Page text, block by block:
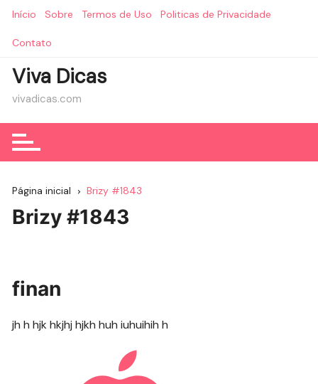
Início Sobre Termos de Uso Politicas de Privacidade
Contato
Viva Dicas
vivadicas.com
Página inicial Brizy #1843
Brizy #1843
finan
jh h hjk hkjhj hjkh huh iuhuihih h